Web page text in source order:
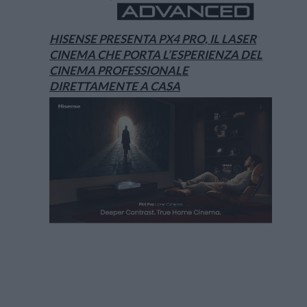
HISENSE PRESENTA PX4 PRO, IL LASER
CINEMA CHE PORTA L’ESPERIENZA DEL
CINEMA PROFESSIONALE
DIRETTAMENTE A CASA